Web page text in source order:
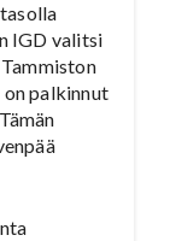
IGD valitsi
on palkinnut